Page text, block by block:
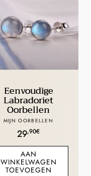
Eenvoudige
Labradoriet
Oorbellen
Verkoper:
MIJN OORBELLEN
Normale
prijs
29,90€
AAN
WINKELWAGEN
TOEVOEGEN